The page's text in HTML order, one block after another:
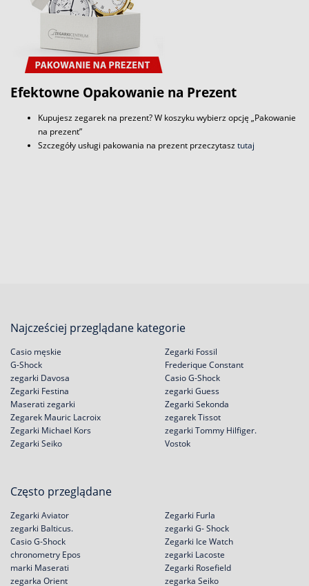
Efektowne Opakowanie na Prezent
Kupujesz zegarek na prezent? W koszyku wybierz opcję „Pakowanie
na prezent”
Szczegóły usługi pakowania na prezent przeczytasztutaj
Najcześciej przeglądane kategorie
Casio męskie
G-Shock
zegarki Davosa
Zegarki Festina
Zegarki Fossil
Frederique Constant
Casio G-Shock
zegarki Guess
Maserati zegarki
Zegarek Mauric Lacroix
Zegarki Michael Kors
Zegarki Seiko
Zegarki Sekonda
zegarek Tissot
zegarki Tommy Hilfiger.
Vostok
Często przeglądane
Zegarki Aviator
zegarki Balticus.
Casio G-Shock
chronometry Epos
Zegarki Furla
zegarki G- Shock
Zegarki Ice Watch
zegarki Lacoste
marki Maserati
zegarka Orient
Zegarki Rosefield
zegarka Seiko